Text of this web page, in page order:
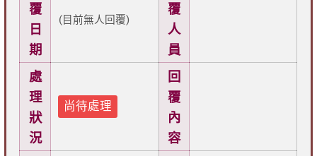
覆
日
期
(目前無人回覆)
覆
人
員
處
理
狀
況
尚待處理
回
覆
內
容